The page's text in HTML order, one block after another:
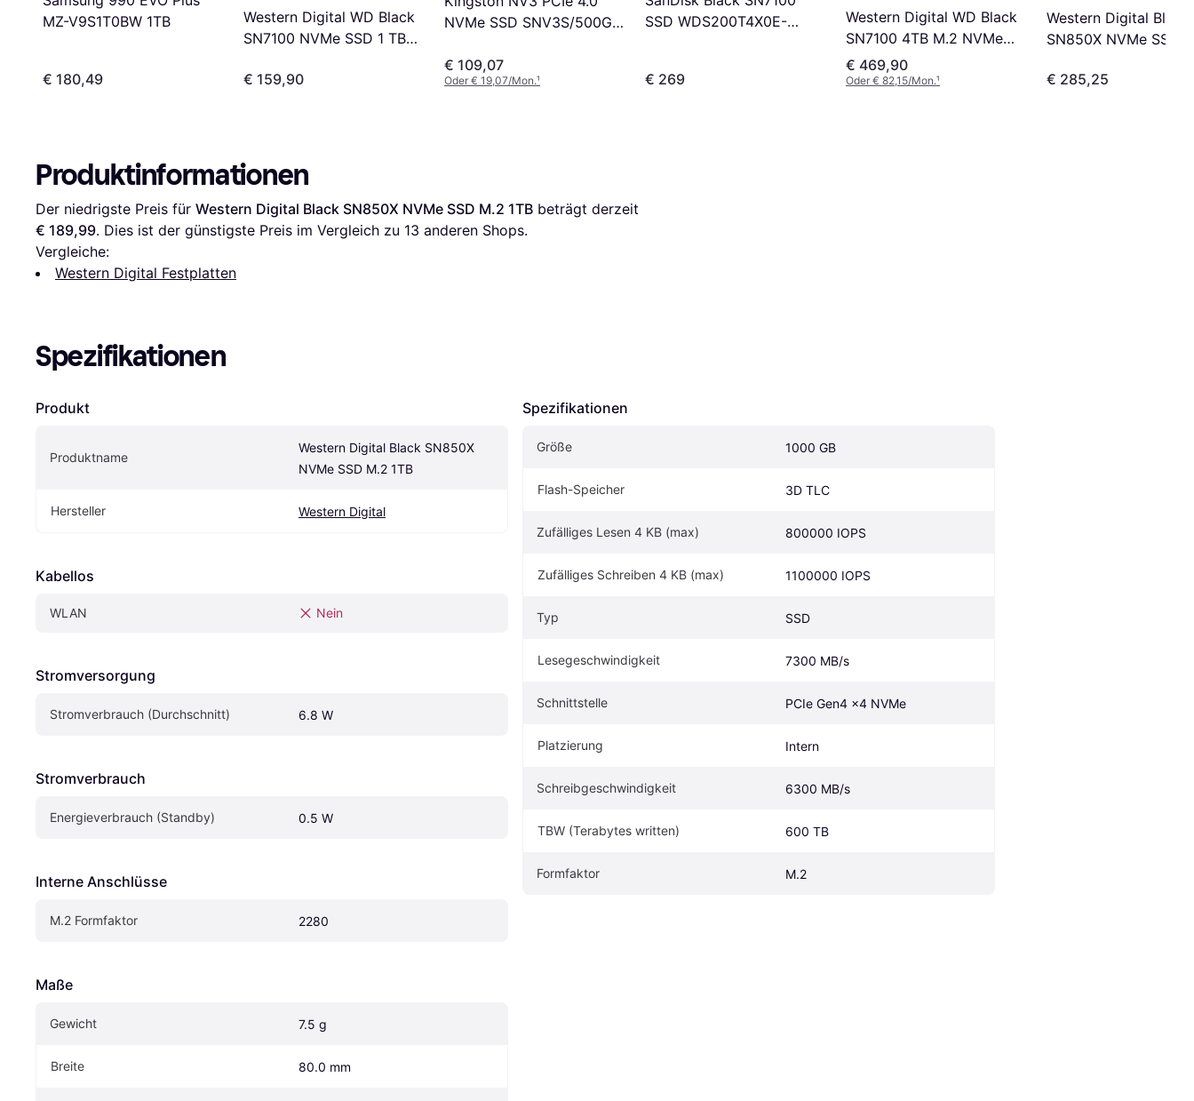
MZ-V9S1T0BW 1TB
€ 180,49
Western Digital WD Black
SN7100 NVMe SSD 1 TB
€ 159,90
NVMe SSD SNV3S/500G
€ 109,07
Oder € 19,07/Mon.¹
SSD WDS200T4X0E-
€ 269
Western Digital WD Black
SN7100 4TB M.2 NVMe
PCIe Gen4 SSD
€ 469,90
Oder € 82,15/Mon.¹
Western Digital Black
SN850X NVMe SSD
€ 285,25
Produktinformationen
Der niedrigste Preis für Western Digital Black SN850X NVMe SSD M.2 1TB
€ 189,99. Dies ist der günstigste Preis im Vergleich zu 13 anderen Shops.
Vergleiche:
Western Digital Festplatten
Spezifikationen
Produkt
Produktname
Western Digital Black SN850X
NVMe SSD M.2 1TB
Hersteller Western Digital
Kabellos
WLAN Nein
Stromversorgung
Stromverbrauch (Durchschnitt) 6.8 W
Stromverbrauch
Energieverbrauch (Standby) 0.5 W
Interne Anschlüsse
M.2 Formfaktor 2280
Maße
Gewicht 7.5 g
Breite 80.0 mm
Spezifikationen
Größe 1000 GB
Flash-Speicher 3D TLC
Zufälliges Lesen 4 KB (max) 800000 IOPS
Zufälliges Schreiben 4 KB (max) 1100000 IOPS
Typ SSD
Lesegeschwindigkeit 7300 MB/s
Schnittstelle PCIe Gen4 x4 NVMe
Platzierung Intern
Schreibgeschwindigkeit 6300 MB/s
TBW (Terabytes written) 600 TB
Formfaktor M.2